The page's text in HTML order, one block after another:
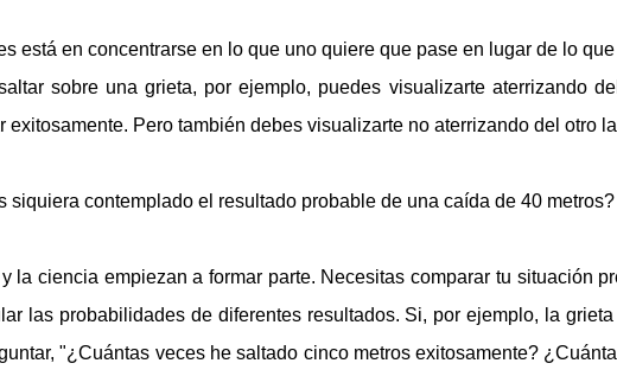
está en concentrarse en lo que uno quiere que pase en lugar de lo
sobre una grieta, por ejemplo, puedes visualizarte aterrizando
exitosamente. Pero también debes visualizarte no aterrizando del otro
siquiera contemplado el resultado probable de una caída de 40 metros?
la ciencia empiezan a formar parte. Necesitas comparar tu situación
las probabilidades de diferentes resultados. Si, por ejemplo, la
"¿Cuántas veces he saltado cinco metros exitosamente?